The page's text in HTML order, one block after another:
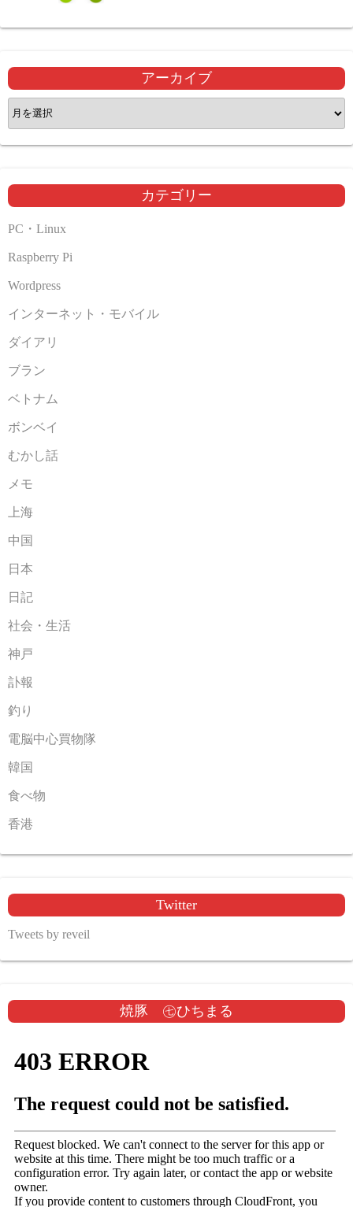
アーカイブ
ア
ー
カ
ブ
カテゴリー
PC・Linux
Raspberry Pi
Wordpress
インターネット・モバイル
ダイアリ
ブラン
ベトナム
ボンベイ
むかし話
メモ
上海
中国
日本
日記
社会・生活
神戸
訃報
釣り
電脳中心買物隊
韓国
食べ物
香港
Twitter
Tweets by reveil
焼豚 ㊆ひちまる